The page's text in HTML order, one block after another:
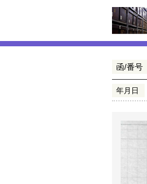
函/番号
年月日